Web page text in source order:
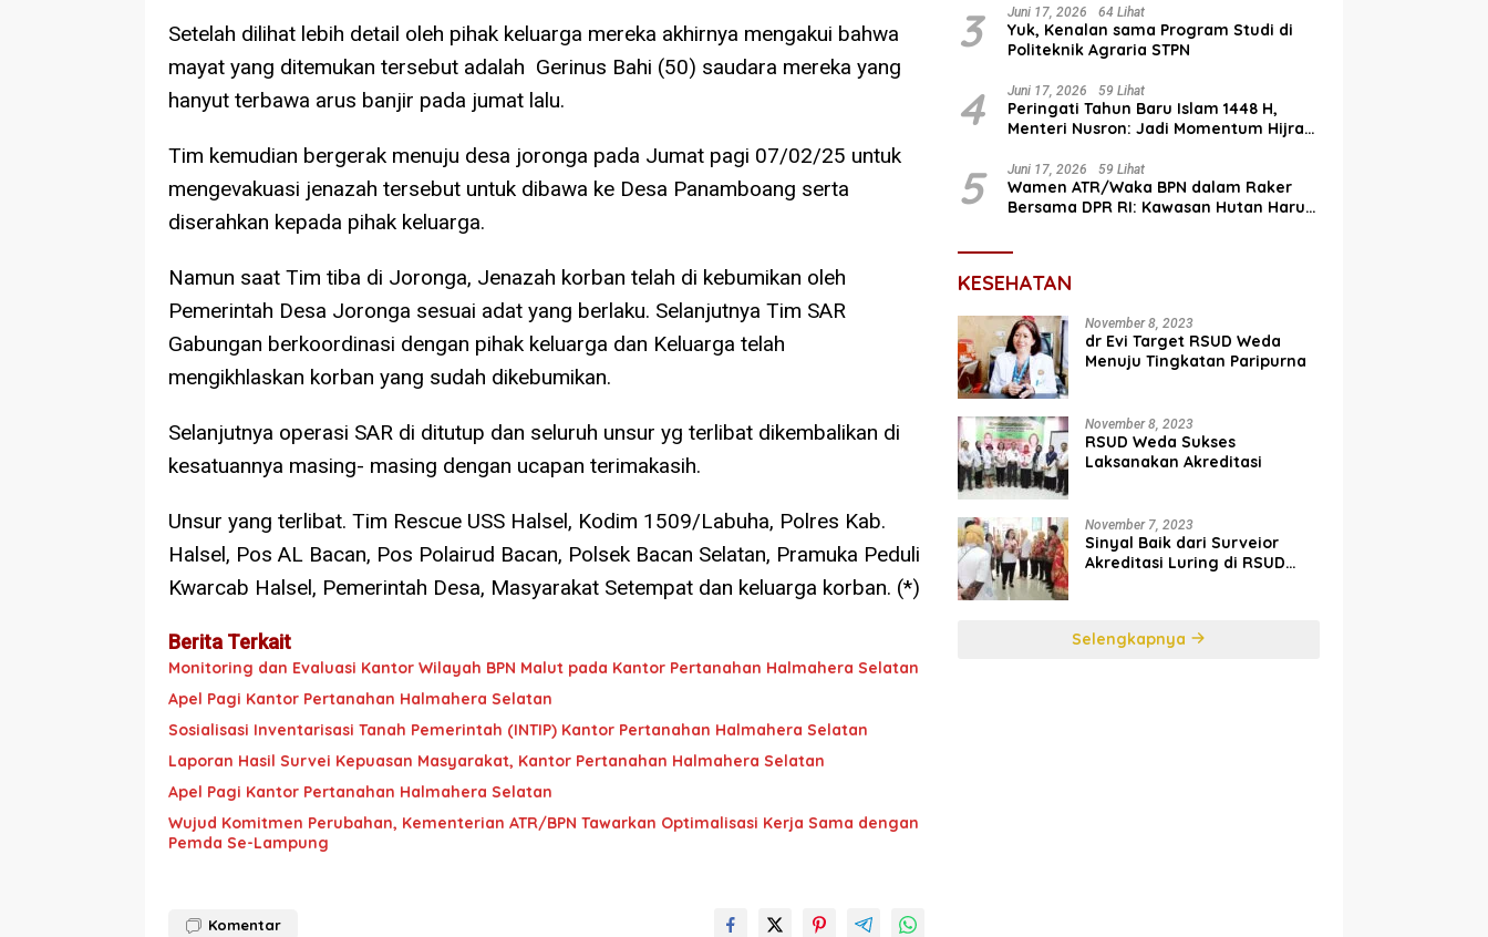
Setelah dilihat lebih detail oleh pihak keluarga mereka akhirnya mengakui bahwa
mayat yang ditemukan tersebut adalah Gerinus Bahi (50) saudara mereka yang
hanyut terbawa arus banjir pada jumat lalu.
Tim kemudian bergerak menuju desa joronga pada Jumat pagi 07/02/25 untuk
mengevakuasi jenazah tersebut untuk dibawa ke Desa Panamboang serta
diserahkan kepada pihak keluarga.
Namun saat Tim tiba di Joronga, Jenazah korban telah di kebumikan oleh
Pemerintah Desa Joronga sesuai adat yang berlaku. Selanjutnya Tim SAR
Gabungan berkoordinasi dengan pihak keluarga dan Keluarga telah
mengikhlaskan korban yang sudah dikebumikan.
Selanjutnya operasi SAR di ditutup dan seluruh unsur yg terlibat dikembalikan di
kesatuannya masing- masing dengan ucapan terimakasih.
Unsur yang terlibat. Tim Rescue USS Halsel, Kodim 1509/Labuha, Polres Kab.
Halsel, Pos AL Bacan, Pos Polairud Bacan, Polsek Bacan Selatan, Pramuka Peduli
Kwarcab Halsel, Pemerintah Desa, Masyarakat Setempat dan keluarga korban. (*)
Berita Terkait
Monitoring dan Evaluasi Kantor Wilayah BPN Malut pada Kantor Pertanahan Halmahera Selatan
Apel Pagi Kantor Pertanahan Halmahera Selatan
Sosialisasi Inventarisasi Tanah Pemerintah (INTIP) Kantor Pertanahan Halmahera Selatan
Laporan Hasil Survei Kepuasan Masyarakat, Kantor Pertanahan Halmahera Selatan
Apel Pagi Kantor Pertanahan Halmahera Selatan
Wujud Komitmen Perubahan, Kementerian ATR/BPN Tawarkan Optimalisasi Kerja Sama dengan
Pemda Se-Lampung
Komentar
3 Juni 17, 2026 64 Lihat
Yuk, Kenalan sama Program Studi di
Politeknik Agraria STPN
4 Juni 17, 2026 59 Lihat
Peringati Tahun Baru Islam 1448 H,
Menteri Nusron: Jadi Momentum Hijrah
5 Juni 17, 2026 59 Lihat
Wamen ATR/Waka BPN dalam Raker
Bersama DPR RI: Kawasan Hutan Harus
KESEHATAN
November 8, 2023
dr Evi Target RSUD Weda
Menuju Tingkatan Paripurna
November 8, 2023
RSUD Weda Sukses
Laksanakan Akreditasi
November 7, 2023
Sinyal Baik dari Surveior
Akreditasi Luring di RSUD
Selengkapnya